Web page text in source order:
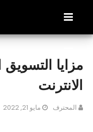
مزايا التسويق
الانترنت
المحترف مايو 21, 2022